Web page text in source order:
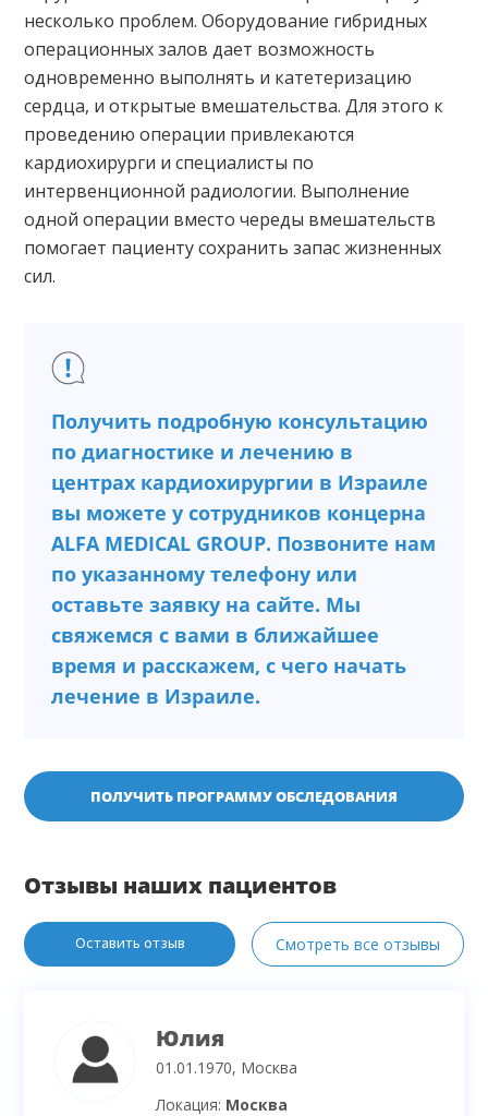
несколько проблем. Оборудование гибридных
операционных залов дает возможность
одновременно выполнять и катетеризацию
сердца, и открытые вмешательства. Для этого к
проведению операции привлекаются
кардиохирурги и специалисты по
интервенционной радиологии. Выполнение
одной операции вместо череды вмешательств
помогает пациенту сохранить запас жизненных
сил.
Получить подробную консультацию
по диагностике и лечению в
центрах кардиохирургии в Израиле
вы можете у сотрудников концерна
ALFA MEDICAL GROUP. Позвоните нам
по указанному телефону или
оставьте заявку на сайте. Мы
свяжемся с вами в ближайшее
время и расскажем, с чего начать
лечение в Израиле.
ПОЛУЧИТЬ ПРОГРАММУ ОБСЛЕДОВАНИЯ
Отзывы наших пациентов
Оставить отзыв Смотреть все отзывы
Юлия
01.01.1970, Москва
Локация: Москва